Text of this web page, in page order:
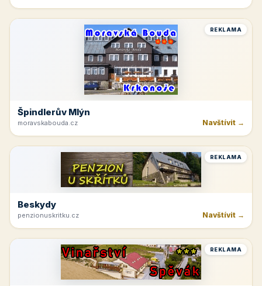
REKLAMA
Špindlerův Mlýn
moravskabouda.cz Navštívit →
REKLAMA
Beskydy
penzionuskritku.cz Navštívit →
REKLAMA